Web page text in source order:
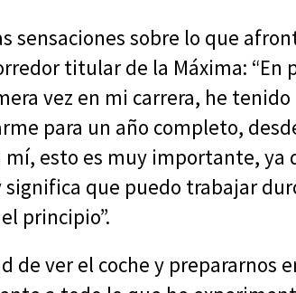
sensaciones sobre lo que
titular de la Máxima: “En
vez en mi carrera, he tenido
para un año completo,
mí, esto es muy importante, ya
que puedo trabajar
principio”.
de ver el coche y prepararnos